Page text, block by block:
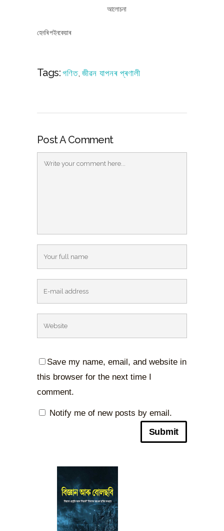
আলোচনা
হেনৰি পইনকেয়াৰ
Tags: গণিত, জীৱন যাপনৰ প্ৰণালী
Post A Comment
Save my name, email, and website in
this browser for the next time I
comment.
Notify me of new posts by email.